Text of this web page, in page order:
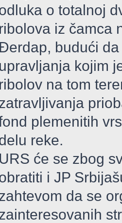
o totalnoj
ribolova iz čamca
budući
upravljanja kojim
ribolov na tom
plemenitih
reke.
URS će se zbog
i JP
da se